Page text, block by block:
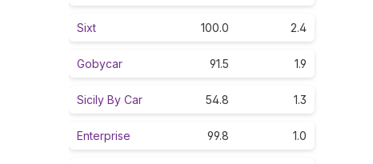
Sixt 100.0 2.4
Gobycar 91.5 1.9
Sicily By Car 54.8 1.3
Enterprise 99.8 1.0